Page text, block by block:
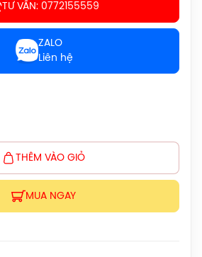
TƯ VẤN: 0772155559
ZALO
Liên hệ
THÊM VÀO GIỎ
MUA NGAY
Cầu Lông Yonex Cascade Accel
Hãng
Chính Hãng
Asics UPCOURT 6 Women
Chính Hãng